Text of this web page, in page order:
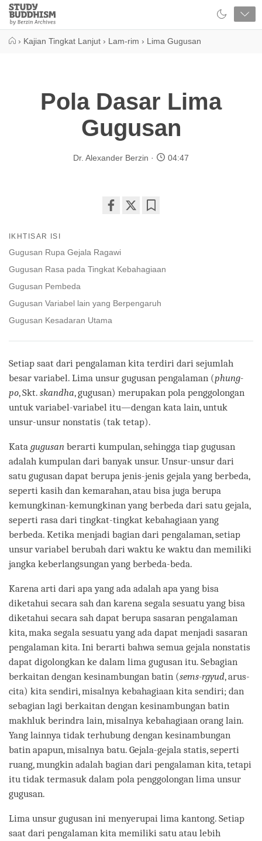
Close
Study
Buddhism
› Kajian Tingkat Lanjut › Lam-rim › Lima Gugusan
Pola Dasar Lima
Gugusan
Dr. Alexander Berzin 04:47
facebook
IKHTISAR ISI
Gugusan Rupa Gejala Ragawi
Gugusan Rasa pada Tingkat Kebahagiaan
Gugusan Pembeda
Gugusan Variabel lain yang Berpengaruh
Gugusan Kesadaran Utama
Setiap saat dari pengalaman kita terdiri dari sejumlah
besar variabel. Lima unsur gugusan pengalaman (phung-
po, Skt. skandha, gugusan) merupakan pola penggolongan
untuk variabel-variabel itu—dengan kata lain, untuk
unsur-unsur nonstatis (tak tetap).
Kata gugusan berarti kumpulan, sehingga tiap gugusan
adalah kumpulan dari banyak unsur. Unsur-unsur dari
satu gugusan dapat berupa jenis-jenis gejala yang berbeda,
seperti kasih dan kemarahan, atau bisa juga berupa
kemungkinan-kemungkinan yang berbeda dari satu gejala,
seperti rasa dari tingkat-tingkat kebahagiaan yang
berbeda. Ketika menjadi bagian dari pengalaman, setiap
unsur variabel berubah dari waktu ke waktu dan memiliki
jangka keberlangsungan yang berbeda-beda.
Karena arti dari apa yang ada adalah apa yang bisa
diketahui secara sah dan karena segala sesuatu yang bisa
diketahui secara sah dapat berupa sasaran pengalaman
kita, maka segala sesuatu yang ada dapat menjadi sasaran
pengalaman kita. Ini berarti bahwa semua gejala nonstatis
dapat digolongkan ke dalam lima gugusan itu. Sebagian
berkaitan dengan kesinambungan batin (sems-rgyud, arus-
cita) kita sendiri, misalnya kebahagiaan kita sendiri; dan
sebagian lagi berkaitan dengan kesinambungan batin
makhluk berindra lain, misalnya kebahagiaan orang lain.
Yang lainnya tidak terhubung dengan kesinambungan
batin apapun, misalnya batu. Gejala-gejala statis, seperti
ruang, mungkin adalah bagian dari pengalaman kita, tetapi
itu tidak termasuk dalam pola penggolongan lima unsur
gugusan.
Lima unsur gugusan ini menyerupai lima kantong. Setiap
saat dari pengalaman kita memiliki satu atau lebih